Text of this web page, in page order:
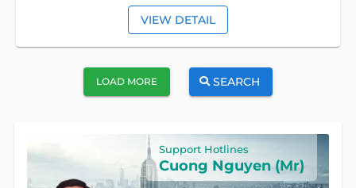
VIEW DETAIL
LOAD MORE SEARCH
Support Hotlines
Cuong Nguyen (Mr)